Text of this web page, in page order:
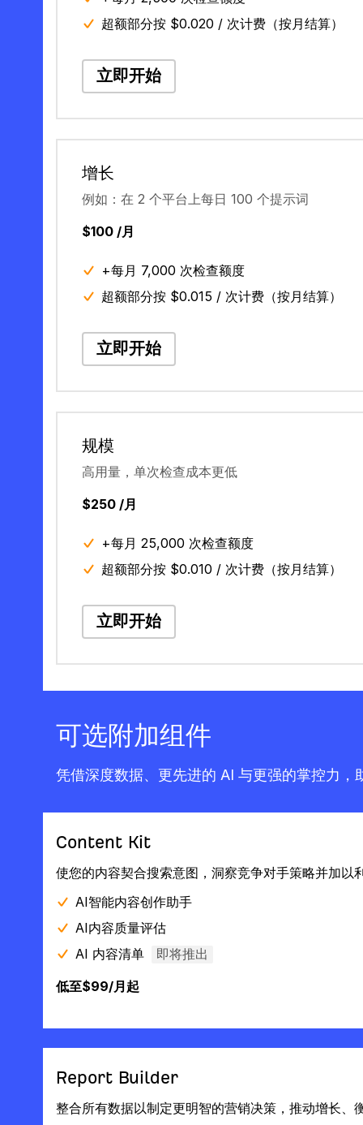
超额部分按 $0.020 / 次计费（按月结算）
立即开始
增长
例如：在 2 个平台上每日 100 个提示词
$100 /月
+每月 7,000 次检查额度
超额部分按 $0.015 / 次计费（按月结算）
立即开始
规模
高用量，单次检查成本更低
$250 /月
+每月 25,000 次检查额度
超额部分按 $0.010 / 次计费（按月结算）
立即开始
可选附加组件
凭借深度数据、更先进的 AI 与更强的掌控力，
Content Kit
使您的内容契合搜索意图，洞察竞争对手策略并加以
AI智能内容创作助手
AI内容质量评估‌
AI 内容清单
即将推出
低至$99/月起
Report Builder
整合所有数据以制定更明智的营销决策，推动增长、